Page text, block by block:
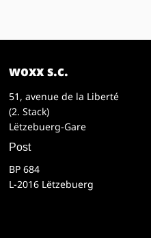
woxx s.c.
51, avenue de la Liberté
(2. Stack)
Lëtzebuerg-Gare
Post
BP 684
L-2016 Lëtzebuerg